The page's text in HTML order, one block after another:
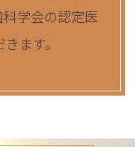
学会の認定医
ます。